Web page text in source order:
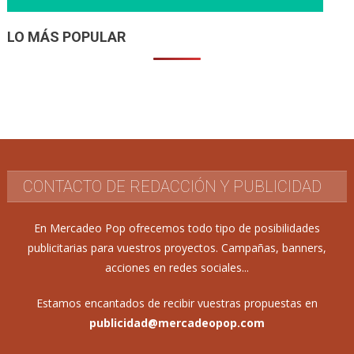
LO MÁS POPULAR
CONTACTO DE REDACCIÓN Y PUBLICIDAD
En Mercadeo Pop ofrecemos todo tipo de posibilidades
publicitarias para vuestros proyectos. Campañas, banners,
acciones en redes sociales...
Estamos encantados de recibir vuestras propuestas en
publicidad@mercadeopop.com